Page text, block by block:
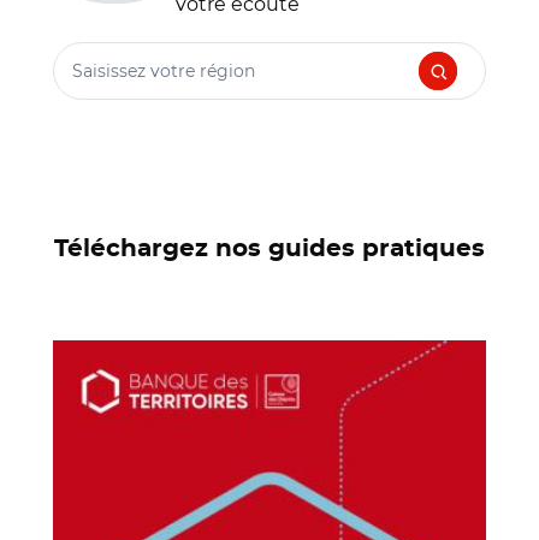
Saisissez votre région
Téléchargez nos guides pratiques